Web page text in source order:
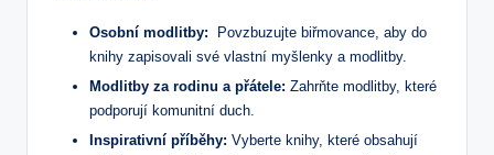
Osobní modlitby: ‌ Povzbuzujte biřmovance, aby do
knihy zapisovali své vlastní myšlenky a modlitby.
Modlitby za rodinu a přátele: Zahrňte modlitby, které‍
podporují komunitní duch.
Inspirativní‍ příběhy: Vyberte knihy, ⁢které obsahují